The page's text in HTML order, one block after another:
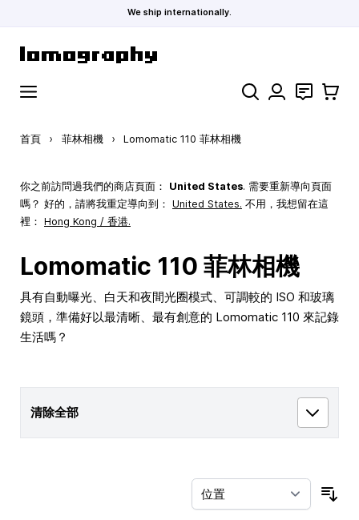
We ship internationally.
搜索 聯絡 購物車
首頁 › 菲林相機 › Lomomatic 110 菲林相機
你之前訪問過我們的商店頁面： United States. 需要重新導向頁面
嗎？ 好的，請將我重定導向到： United States. 不用，我想留在這
裡： Hong Kong / 香港.
Lomomatic 110 菲林相機
具有自動曝光、白天和夜間光圈模式、可調較的 ISO 和玻璃
鏡頭，準備好以最清晰、最有創意的 Lomomatic 110 來記錄
生活嗎？
清除全部